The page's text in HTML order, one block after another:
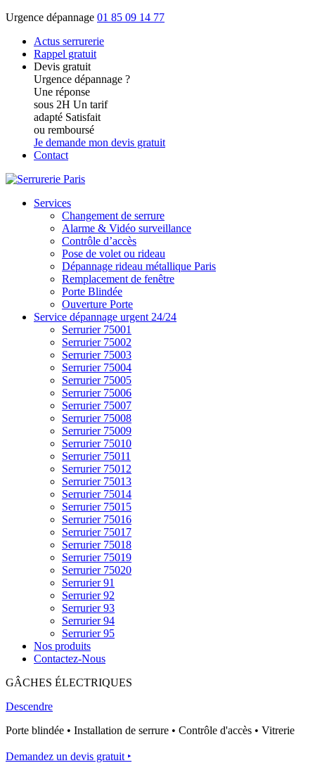
Urgence dépannage 01 85 09 14 77
Actus serrurerie
Rappel gratuit
Devis gratuit
Urgence dépannage ?
Une réponse
sous 2H Un tarif
adapté Satisfait
ou remboursé
Je demande mon devis gratuit
Contact
Services
Changement de serrure
Alarme & Vidéo surveillance
Contrôle d’accès
Pose de volet ou rideau
Dépannage rideau métallique Paris
Remplacement de fenêtre
Porte Blindée
Ouverture Porte
Service dépannage urgent 24/24
Serrurier 75001
Serrurier 75002
Serrurier 75003
Serrurier 75004
Serrurier 75005
Serrurier 75006
Serrurier 75007
Serrurier 75008
Serrurier 75009
Serrurier 75010
Serrurier 75011
Serrurier 75012
Serrurier 75013
Serrurier 75014
Serrurier 75015
Serrurier 75016
Serrurier 75017
Serrurier 75018
Serrurier 75019
Serrurier 75020
Serrurier 91
Serrurier 92
Serrurier 93
Serrurier 94
Serrurier 95
Nos produits
Contactez-Nous
GÂCHES ÉLECTRIQUES
Descendre
Porte blindée • Installation de serrure • Contrôle d'accès • Vitrerie
Demandez un devis gratuit ‣